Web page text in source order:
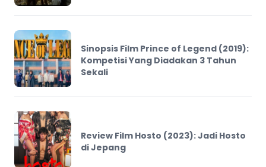
Sinopsis Film Prince of Legend (2019):
Kompetisi Yang Diadakan 3 Tahun
Sekali
Review Film Hosto (2023): Jadi Hosto
di Jepang